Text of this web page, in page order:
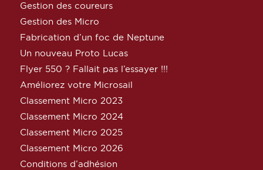
Gestion des coureurs
Gestion des Micro
Fabrication d’un foc de Neptune
Un nouveau Proto Lucas
Flyer 550 ? Fallait pas l’essayer !!!
Améliorez votre Microsail
Classement Micro 2023
Classement Micro 2024
Classement Micro 2025
Classement Micro 2026
Conditions d’adhésion